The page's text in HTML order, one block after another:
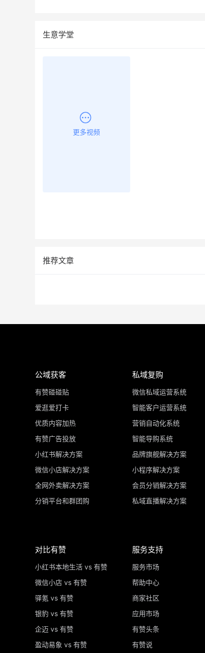
生意学堂
更多视频
推荐文章
公域获客
有赞碰碰贴
爱逛爱打卡
优质内容加热
有赞广告投放
小红书解决方案
微信小店解决方案
全网外卖解决方案
分销平台和群团购
私域复购
微信私域运营系统
智能客户运营系统
营销自动化系统
智能导购系统
品牌旗舰解决方案
小程序解决方案
会员分销解决方案
私域直播解决方案
对比有赞
小红书本地生活 vs 有赞
微信小店 vs 有赞
驿氪 vs 有赞
银豹 vs 有赞
企迈 vs 有赞
盈动易象 vs 有赞
服务支持
服务市场
帮助中心
商家社区
应用市场
有赞头条
有赞说